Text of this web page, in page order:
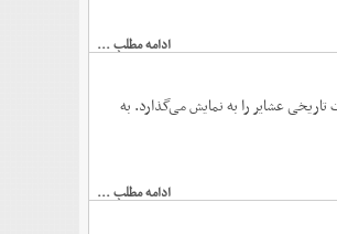
ادامه مطلب ...
عشایر را به نمایش می‌گذارد. به
ادامه مطلب ...